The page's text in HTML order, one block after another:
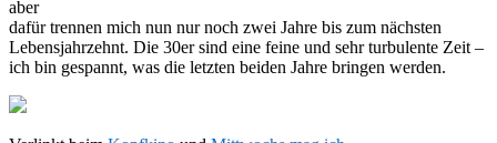
aber
dafür trennen mich nun nur noch zwei Jahre bis zum nächsten
Lebensjahrzehnt. Die 30er sind eine feine und sehr turbulente Zeit –
ich bin gespannt, was die letzten beiden Jahre bringen werden.